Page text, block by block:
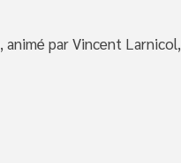
, animé par Vincent Larnicol,